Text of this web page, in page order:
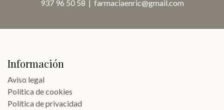
937 96 50 58 | farmaciaenric@gmail.com
Información
Aviso legal
Política de cookies
Política de privacidad